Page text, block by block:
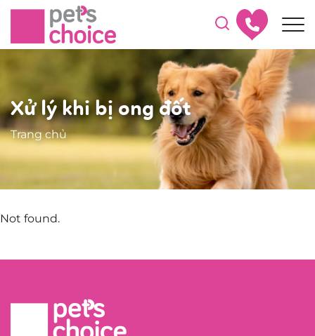
Xử lý khi bị ong đốt
Trang chủ
Not found.